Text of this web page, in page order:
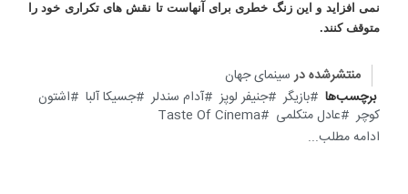
نمی افزاید و این زنگ خطری برای آنهاست تا نقش های تکراری خود را
متوقف کنند.
منتشرشده در سینمای جهان
برچسب‌ها
بازیگر جنیفر لوپز آدام سندلر جسیکا آلبا
اشتون
کوچر
عادل متکلمی
Taste Of Cinema
ادامه مطلب...